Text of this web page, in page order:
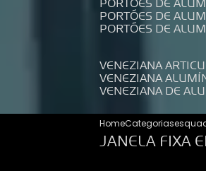
PORTÕES DE
PORTÕES DE
VENEZIANA
VENEZIANA
VENEZIANA DE
HomeCategorias
JANELA FIXA